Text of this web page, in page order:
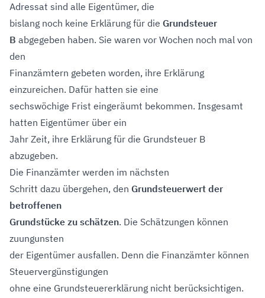
Adressat sind alle Eigentümer, die
bislang noch keine Erklärung für die Grundsteuer
B abgegeben haben. Sie waren vor Wochen noch mal von
den
Finanzämtern gebeten worden, ihre Erklärung
einzureichen. Dafür hatten sie eine
sechswöchige Frist eingeräumt bekommen. Insgesamt
hatten Eigentümer über ein
Jahr Zeit, ihre Erklärung für die Grundsteuer B
abzugeben.
Die Finanzämter werden im nächsten
Schritt dazu übergehen, den Grundsteuerwert der
betroffenen
Grundstücke zu schätzen. Die Schätzungen können
zuungunsten
der Eigentümer ausfallen. Denn die Finanzämter können
Steuervergünstigungen
ohne eine Grundsteuererklärung nicht berücksichtigen.